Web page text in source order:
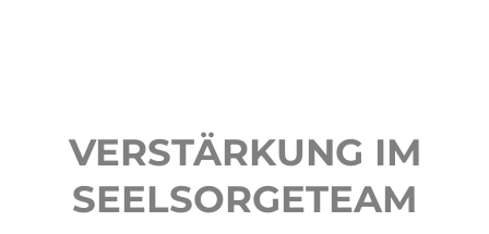
VERSTÄRKUNG IM
SEELSORGETEAM